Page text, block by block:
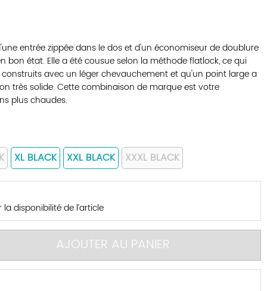
entrée zippée dans le dos et d'un économiseur de doublure
bon état. Elle a été cousue selon la méthode flatlock, ce qui
avec un léger chevauchement et qu'un point large a
très solide. Cette combinaison de marque est votre
plus chaudes.
XL BLACK XXL BLACK XXXL BLACK
disponibilité de l’article
AJOUTER AU PANIER